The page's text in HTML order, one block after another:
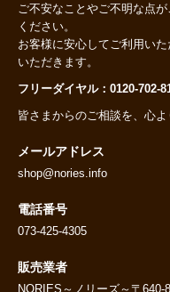
ご不安なことやご不明な点
ください。
お客様に安心してご利用い
いただきます。
フリーダイヤル：0120-702-
皆さまからのご相談を、心よ
メールアドレス
shop@nories.info
電話番号
073-425-4305
販売業者
NORIES～ノリーズ～〒640-